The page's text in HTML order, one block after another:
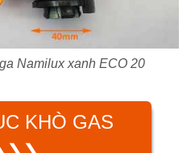
Namilux xanh ECO 20
KHÒ GAS